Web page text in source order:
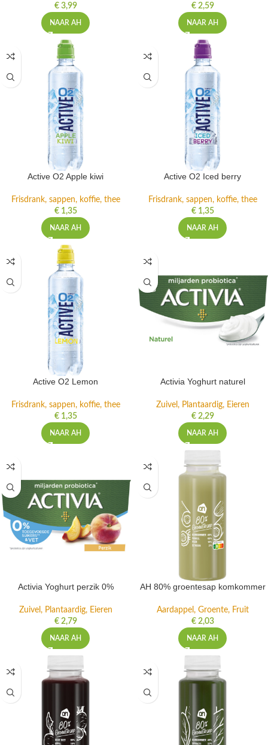
€3,99
NAAR AH
€2,59
NAAR AH
Active O2 Apple kiwi
Frisdrank, sappen, koffie, thee
€1,35
NAAR AH
Active O2 Iced berry
Frisdrank, sappen, koffie, thee
€1,35
NAAR AH
Active O2 Lemon
Frisdrank, sappen, koffie, thee
€1,35
NAAR AH
Activia Yoghurt naturel
Zuivel, Plantaardig, Eieren
€2,29
NAAR AH
Activia Yoghurt perzik 0%
Zuivel, Plantaardig, Eieren
€2,79
NAAR AH
AH 80% groentesap komkommer
Aardappel, Groente, Fruit
€2,03
NAAR AH